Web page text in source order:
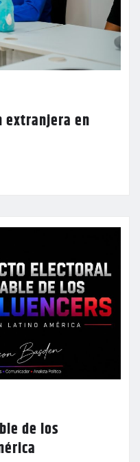
extranjera en
de los